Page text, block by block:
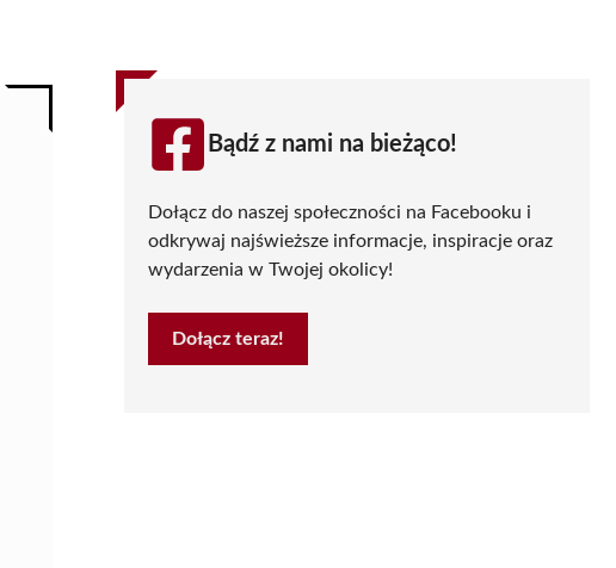
Bądź z nami na bieżąco!
Dołącz do naszej społeczności na Facebooku i
odkrywaj najświeższe informacje, inspiracje oraz
wydarzenia w Twojej okolicy!
Dołącz teraz!